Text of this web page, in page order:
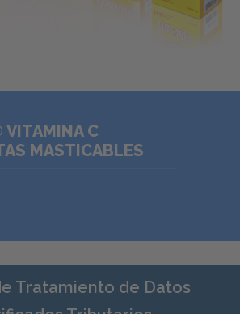
C
MASTICABLES
Tratamiento de Datos